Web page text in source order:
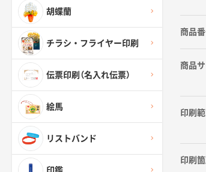
胡蝶蘭
チラシ・フライヤー印刷
伝票印刷（名入れ伝票）
絵馬
リストバンド
印鑑
商品
商品
印刷範
印刷